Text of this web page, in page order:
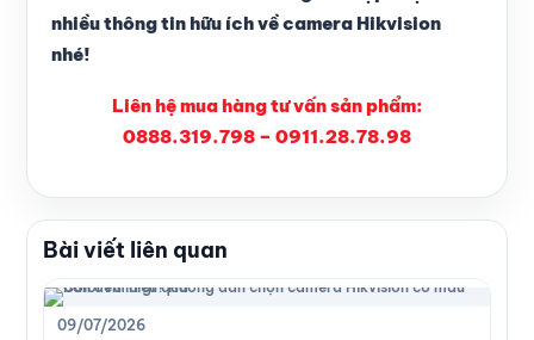
nhiều thông tin hữu ích về camera Hikvision
nhé!
Liên hệ mua hàng tư vấn sản phẩm:
0888.319.798 – 0911.28.78.98
Bài viết liên quan
09/07/2026